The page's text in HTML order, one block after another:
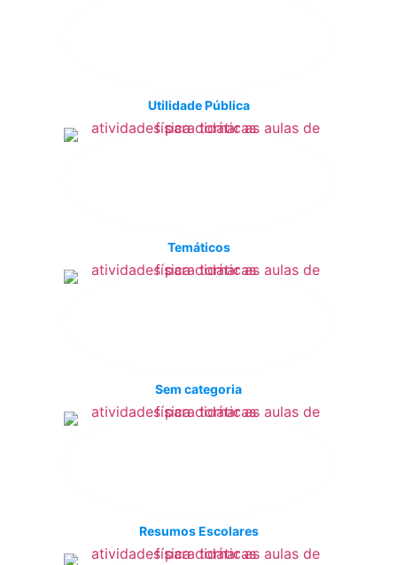
Utilidade Pública
Temáticos
Sem categoria
Resumos Escolares